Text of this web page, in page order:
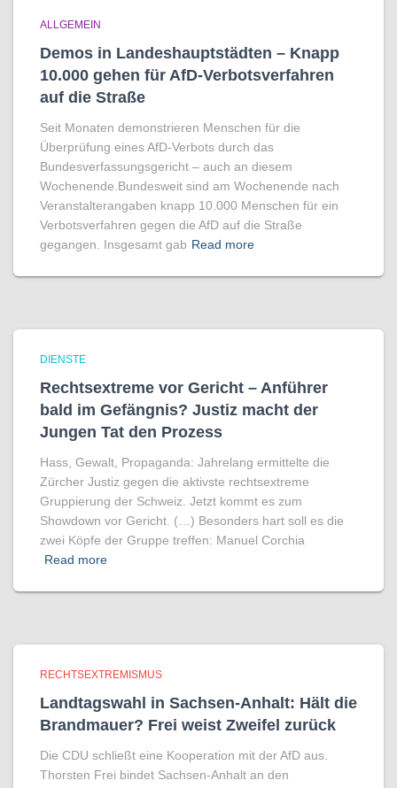
ALLGEMEIN
Demos in Landeshauptstädten – Knapp
10.000 gehen für AfD-Verbotsverfahren
auf die Straße
Seit Monaten demonstrieren Menschen für die
Überprüfung eines AfD-Verbots durch das
Bundesverfassungsgericht – auch an diesem
Wochenende.Bundesweit sind am Wochenende nach
Veranstalterangaben knapp 10.000 Menschen für ein
Verbotsverfahren gegen die AfD auf die Straße
gegangen. Insgesamt gab Read more
DIENSTE
Rechtsextreme vor Gericht – Anführer
bald im Gefängnis? Justiz macht der
Jungen Tat den Prozess
Hass, Gewalt, Propaganda: Jahrelang ermittelte die
Zürcher Justiz gegen die aktivste rechtsextreme
Gruppierung der Schweiz. Jetzt kommt es zum
Showdown vor Gericht. (…) Besonders hart soll es die
zwei Köpfe der Gruppe treffen: Manuel Corchia
Read more
RECHTSEXTREMISMUS
Landtagswahl in Sachsen-Anhalt: Hält die
Brandmauer? Frei weist Zweifel zurück
Die CDU schließt eine Kooperation mit der AfD aus.
Thorsten Frei bindet Sachsen-Anhalt an den